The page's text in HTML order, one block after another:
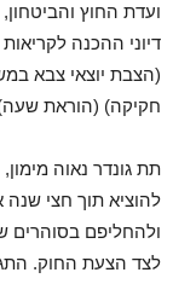
ועדת החוץ
דיוני ההכנה
(הצבת יוצאי צבא
חקיקה) (הוראת שעה)
תת גונדר נאוה
להוציא תוך חצי
ולהחליפם בסוהרים